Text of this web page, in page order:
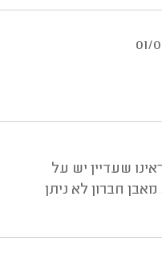
01/
שעדיין יש על
חברון לא ניתן